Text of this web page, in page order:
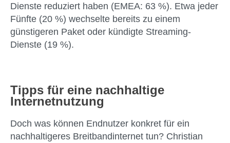
Dienste reduziert haben (EMEA: 63 %). Etwa jeder
Fünfte (20 %) wechselte bereits zu einem
günstigeren Paket oder kündigte Streaming-
Dienste (19 %).
Tipps für eine nachhaltige
Internetnutzung
Doch was können Endnutzer konkret für ein
nachhaltigeres Breitbandinternet tun? Christian